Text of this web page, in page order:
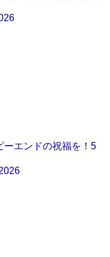
ーエンドの祝福を！5